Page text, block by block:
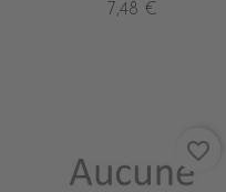
7,48 €
favorite_border